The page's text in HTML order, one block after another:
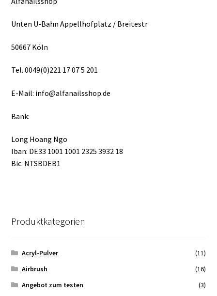
Mein Konto
Newsletter
Online Angebot
Partner Anmeldung
Partner Schlüsselwort
Datenschutz
Impressum
Kontakt
Unten U-Bahn Appellhofplatz / Breitestr
50667 Köln
Tel. 0049(0)221 17 07 5 201
E-Mail: info@alfanailsshop.de
Bank:
Long Hoang Ngo
Iban: DE33 1001 1001 2325 3932 18
Bic: NTSBDEB1
Produktkategorien
Acryl-Pulver
(11)
Airbrush
(16)
Angebot zum testen
(3)